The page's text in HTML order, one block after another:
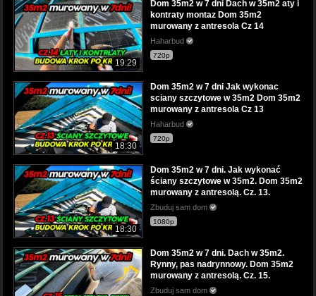
19:29
Dom 35m2 w 7 dni Dach w 35m2 aty i
kontraty montaz Dom 35m2
murowany z antresola Cz 14
Haharbud
720p
18:30
Dom 35m2 w 7 dni Jak wykonac
sciany szczytowe w 35m2 Dom 35m2
murowany z antresola Cz 13
Haharbud
720p
18:30
Dom 35m2 w 7 dni. Jak wykonać
ściany szczytowe w 35m2. Dom 35m2
murowany z antresolą. Cz. 13.
Zbuduj sam dom
1080p
Dom 35m2 w 7 dni. Dach w 35m2.
Rynny, pas nadrynnowy. Dom 35m2
murowany z antresolą. Cz. 15.
Zbuduj sam dom